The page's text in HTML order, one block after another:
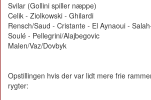
Svilar (Gollini spiller næppe)
Celik - Ziolkowski - Ghilardi
Rensch/Saud - Cristante - El Aynaoui -
Soulé - Pellegrini/Alajbegovic
Malen/Vaz/Dovbyk
Opstillingen hvis der var lidt mere frie
rygter: